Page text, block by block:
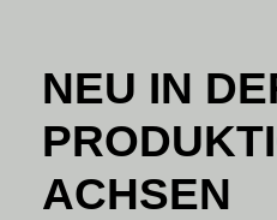
NEU IN
ACHSEN